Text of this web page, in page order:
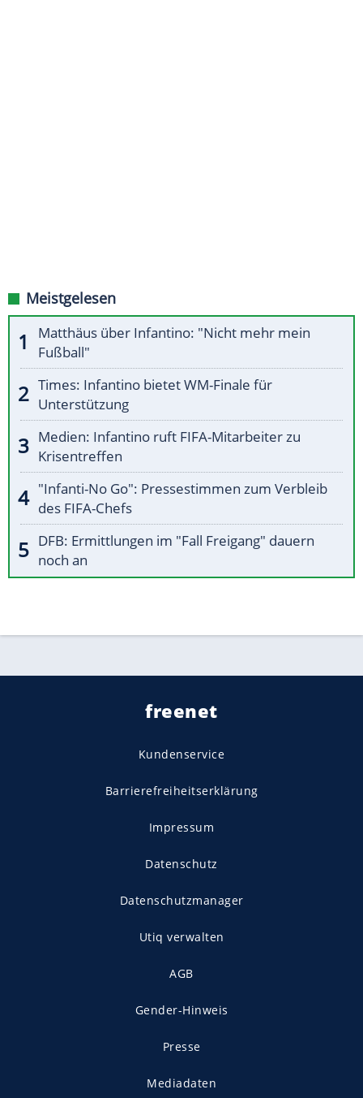
Meistgelesen
Matthäus über Infantino: "Nicht mehr mein
Fußball"
Times: Infantino bietet WM-Finale für
Unterstützung
Medien: Infantino ruft FIFA-Mitarbeiter zu
Krisentreffen
"Infanti-No Go": Pressestimmen zum Verbleib
des FIFA-Chefs
DFB: Ermittlungen im "Fall Freigang" dauern
noch an
freenet
Kundenservice
Barrierefreiheitserklärung
Impressum
Datenschutz
Datenschutzmanager
Utiq verwalten
AGB
Gender-Hinweis
Presse
Mediadaten